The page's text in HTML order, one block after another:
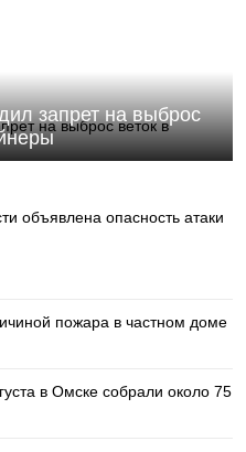
запрет на выброс
объявлена опасность атаки
пожара в частном доме
в Омске собрали около 75